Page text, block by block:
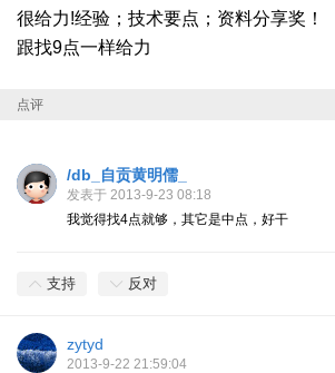
很给力!经验；技术要点；资料分享奖！
跟找9点一样给力
点评
/db_自贡黄明儒_
发表于 2013-9-23 08:18
我觉得找4点就够，其它是中点，好干
支持 反对
zytyd
2013-9-22 21:59:04